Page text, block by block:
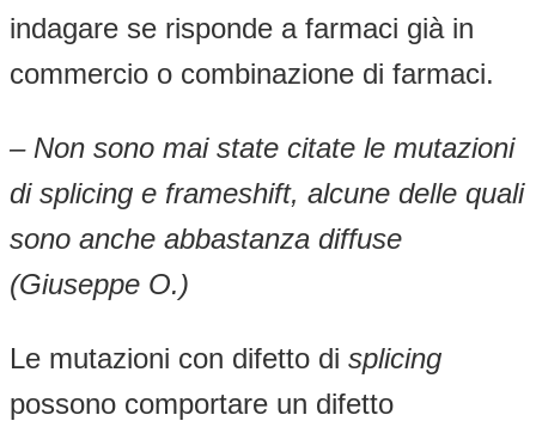
indagare se risponde a farmaci già in
commercio o combinazione di farmaci.
– Non sono mai state citate le mutazioni
di splicing e frameshift, alcune delle quali
sono anche abbastanza diffuse
(Giuseppe O.)
Le mutazioni con difetto di splicing
possono comportare un difetto